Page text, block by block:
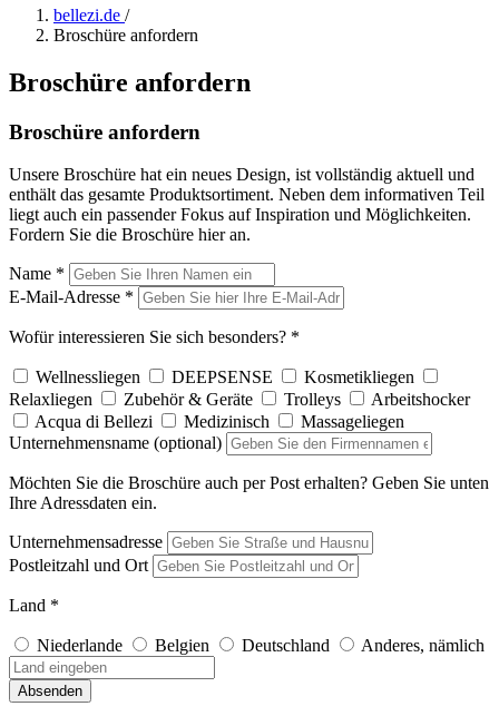
bellezi.de /
Broschüre anfordern
Broschüre anfordern
Broschüre anfordern
Unsere Broschüre hat ein neues Design, ist vollständig aktuell und
enthält das gesamte Produktsortiment. Neben dem informativen Teil
liegt auch ein passender Fokus auf Inspiration und Möglichkeiten.
Fordern Sie die Broschüre hier an.
Name *
E-Mail-Adresse *
Wofür interessieren Sie sich besonders? *
Wellnessliegen DEEPSENSE
Kosmetikliegen
Relaxliegen
Zubehör & Geräte Trolleys
Arbeitshocker
Acqua di Bellezi
Medizinisch
Massageliegen
Unternehmensname (optional)
Möchten Sie die Broschüre auch per Post erhalten? Geben Sie unten
Ihre Adressdaten ein.
Unternehmensadresse
Postleitzahl und Ort
Land *
Niederlande Belgien Deutschland Anderes, nämlich
Absenden